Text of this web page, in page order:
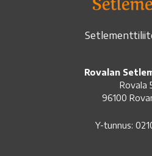
Rovalan
Rovala
96100
Y-tunnus: